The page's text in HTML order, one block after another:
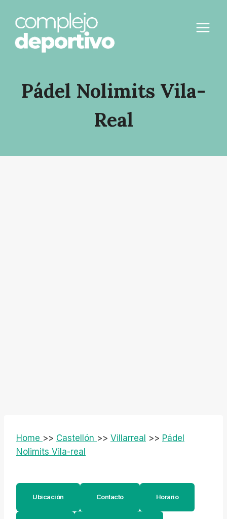
contenido
Pádel Nolimits Vila-
Real
Home >> Castellón >> Villarreal >> Pádel
Nolimits Vila-real
Ubicación Contacto Horario